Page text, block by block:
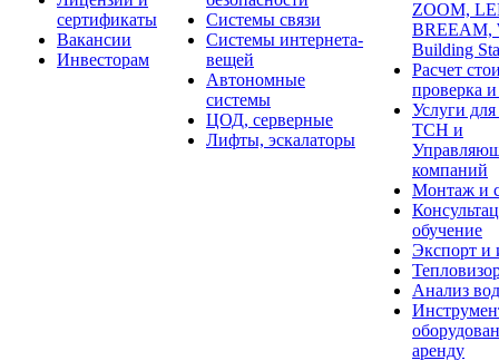
сертификаты
Вакансии
Инвесторам
Системы связи
Системы интернета-
вещей
Автономные
системы
ЦОД, серверные
Лифты, эскалаторы
ZOOM,
BREEAM,
Building
Расчет
проверка
Услуги
ТСН и
компаний
Монтаж и
обучение
Экспорт и
Анализ
аренду